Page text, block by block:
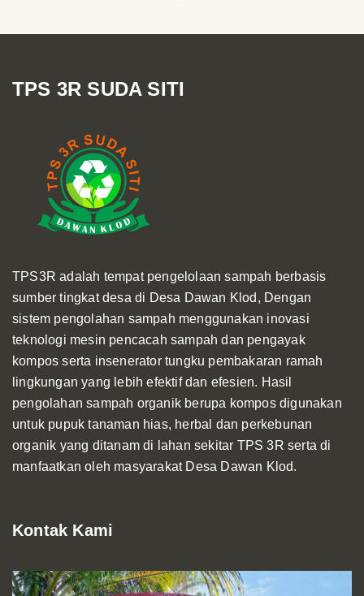
TPS 3R SUDA SITI
TPS3R adalah tempat pengelolaan sampah berbasis
sumber tingkat desa di Desa Dawan Klod, Dengan
sistem pengolahan sampah menggunakan inovasi
teknologi mesin pencacah sampah dan pengayak
kompos serta insenerator tungku pembakaran ramah
lingkungan yang lebih efektif dan efesien. Hasil
pengolahan sampah organik berupa kompos digunakan
untuk pupuk tanaman hias, herbal dan perkebunan
organik yang ditanam di lahan sekitar TPS 3R serta di
manfaatkan oleh masyarakat Desa Dawan Klod.
Kontak Kami